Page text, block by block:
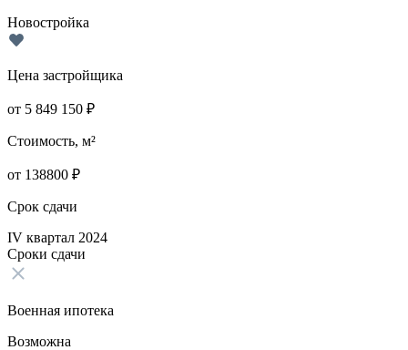
Новостройка
Цена застройщика
от 5 849 150 ₽
Стоимость, м²
от 138800 ₽
Срок сдачи
IV квартал 2024
Сроки сдачи
Военная ипотека
Возможна